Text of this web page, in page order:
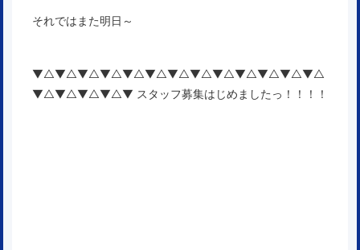
それではまた明日～
▼△▼△▼△▼△▼△▼△▼△▼△▼△▼△▼△▼△▼△
▼△▼△▼△▼△▼ スタッフ募集はじめましたっ！！！！